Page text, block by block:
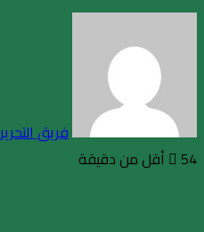
فريق التحرير
54
أقل من دقيقة